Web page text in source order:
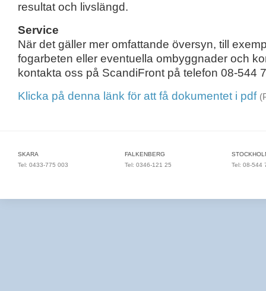
resultat och livslängd.
Service
När det gäller mer omfattande översyn, till
fogarbeten eller eventuella ombyggnader och
kontakta oss på ScandiFront på telefon 08-544
Klicka på denna länk för att få dokumentet i pdf
SKARA
Tel: 0433-775 003
FALKENBERG
Tel: 0346-121 25
Tel: 08-544